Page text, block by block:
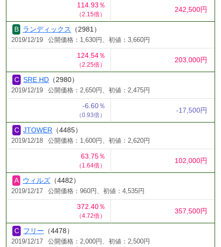
114.93％
（2.15倍）
242,500円
ランディックス （2981）
2019/12/19 公開価格：1,630円、初値：3,660円
124.54％
（2.25倍）
203,000円
SRE HD （2980）
2019/12/19 公開価格：2,650円、初値：2,475円
-6.60％
（0.93倍）
-17,500円
JTOWER （4485）
2019/12/18 公開価格：1,600円、初値：2,620円
63.75％
（1.64倍）
102,000円
ウィルズ （4482）
2019/12/17 公開価格：960円、初値：4,535円
372.40％
（4.72倍）
357,500円
フリー （4478）
2019/12/17 公開価格：2,000円、初値：2,500円